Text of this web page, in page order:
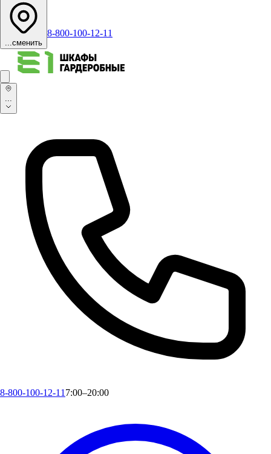
...сменить
8-800-100-12-11
...
8-800-100-12-11 7:00–20:00